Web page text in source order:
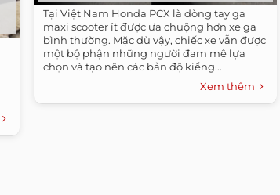
Tại Việt Nam Honda PCX là dòng tay ga
maxi scooter ít được ưa chuộng hơn xe ga
bình thường. Mặc dù vậy, chiếc xe vẫn được
một bộ phận những người đam mê lựa
chọn và tạo nên các bản độ kiểng...
Xem thêm